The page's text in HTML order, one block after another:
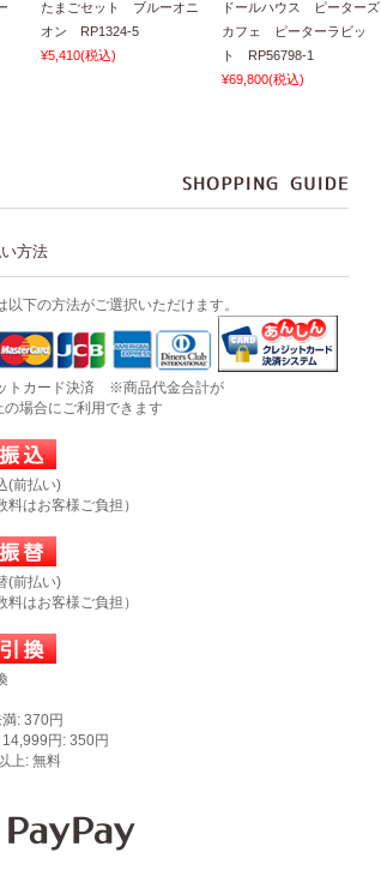
たまごセット ブルーオニ
オン RP1324-5
¥5,410(税込)
ドールハウス ピーターズ
カフェ ピーターラビッ
ト RP56798-1
¥69,800(税込)
方法
以下の方法がご選択いただけます。
トカード決済 ※商品代金合計が
の場合にご利用できます
(前払い)
料はお客様ご負担）
(前払い)
料はお客様ご負担）
: 370円
円: 350円
上: 無料